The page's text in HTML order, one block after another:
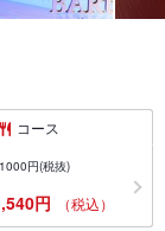
コース
円(税抜)
円 （税込）